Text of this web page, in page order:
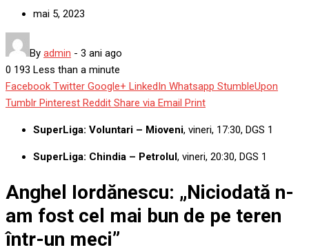
mai 5, 2023
By admin - 3 ani ago
0 193 Less than a minute
Facebook Twitter Google+ LinkedIn Whatsapp StumbleUpon
Tumblr Pinterest Reddit Share via Email Print
SuperLiga: Voluntari – Mioveni, vineri, 17:30, DGS 1
SuperLiga: Chindia – Petrolul, vineri, 20:30, DGS 1
Anghel Iordănescu: „Niciodată n-
am fost cel mai bun de pe teren
într-un meci”